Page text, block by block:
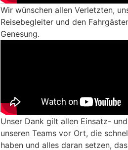
Wir wünschen allen Verletzten,
Reisebegleiter und den
Genesung.
Unser Dank gilt allen Einsatz-
unseren Teams vor Ort, die
haben und alles daran setzen,